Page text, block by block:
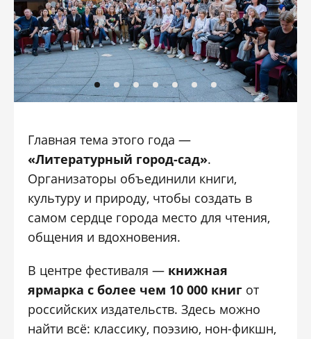
Главная тема этого года —
«Литературный город-сад».
Организаторы объединили книги,
культуру и природу, чтобы создать в
самом сердце города место для чтения,
общения и вдохновения.
В центре фестиваля — книжная
ярмарка с более чем 10 000 книг от
российских издательств. Здесь можно
найти всё: классику, поэзию, нон-фикшн,